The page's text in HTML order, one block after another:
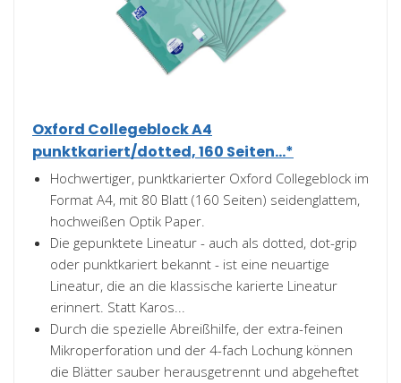
Oxford Collegeblock A4
punktkariert/dotted, 160 Seiten...*
Hochwertiger, punktkarierter Oxford Collegeblock im
Format A4, mit 80 Blatt (160 Seiten) seidenglattem,
hochweißen Optik Paper.
Die gepunktete Lineatur - auch als dotted, dot-grip
oder punktkariert bekannt - ist eine neuartige
Lineatur, die an die klassische karierte Lineatur
erinnert. Statt Karos...
Durch die spezielle Abreißhilfe, der extra-feinen
Mikroperforation und der 4-fach Lochung können
die Blätter sauber herausgetrennt und abgeheftet